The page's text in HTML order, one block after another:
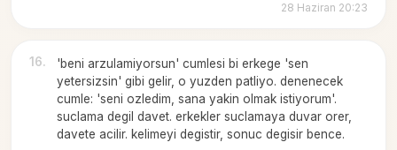
28 Haziran 20:23
16.
'beni arzulamiyorsun' cumlesi bi erkege 'sen
yetersizsin' gibi gelir, o yuzden patliyo. denenecek
cumle: 'seni ozledim, sana yakin olmak istiyorum'.
suclama degil davet. erkekler suclamaya duvar orer,
davete acilir. kelimeyi degistir, sonuc degisir bence.